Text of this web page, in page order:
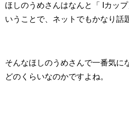
ほしのうめさんはなんと「 Iカッ
いうことで、ネットでもかなり話
そんなほしのうめさんで一番気に
どのくらいなのかですよね。